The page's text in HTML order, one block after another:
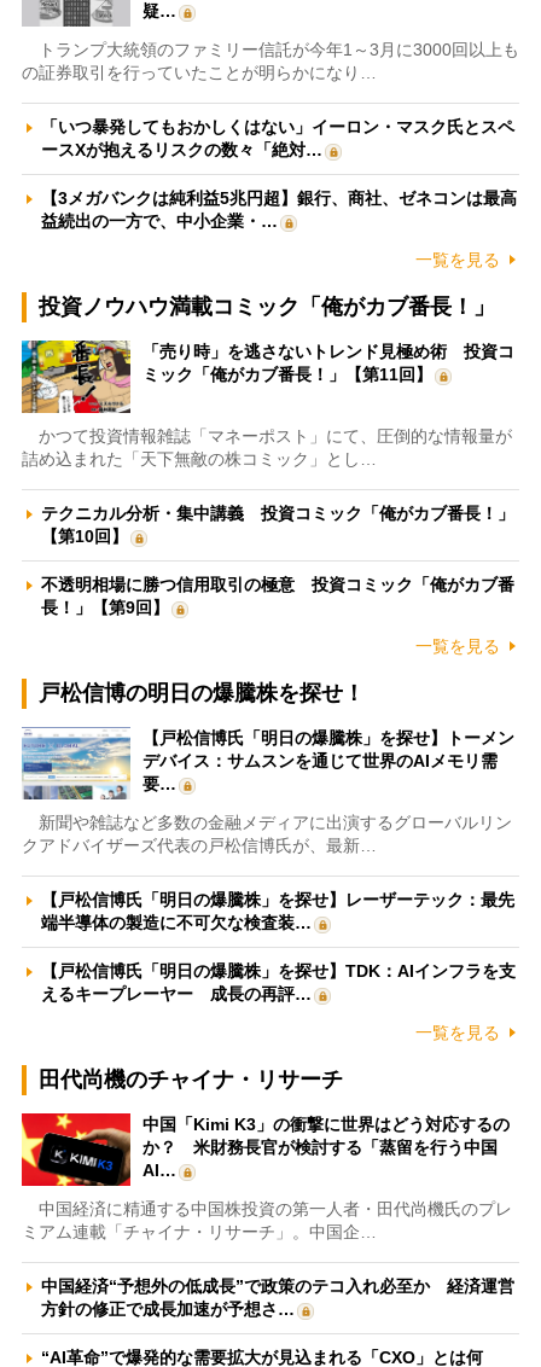
疑…
トランプ大統領のファミリー信託が今年1～3月に3000回以上も
の証券取引を行っていたことが明らかになり…
「いつ暴発してもおかしくはない」イーロン・マスク氏とスペ
ースXが抱えるリスクの数々「絶対…
【3メガバンクは純利益5兆円超】銀行、商社、ゼネコンは最高
益続出の一方で、中小企業・…
一覧を見る
投資ノウハウ満載コミック「俺がカブ番長！」
「売り時」を逃さないトレンド見極め術 投資コ
ミック「俺がカブ番長！」【第11回】
かつて投資情報雑誌「マネーポスト」にて、圧倒的な情報量が
詰め込まれた「天下無敵の株コミック」とし…
テクニカル分析・集中講義 投資コミック「俺がカブ番長！」
【第10回】
不透明相場に勝つ信用取引の極意 投資コミック「俺がカブ番
長！」【第9回】
一覧を見る
戸松信博の明日の爆騰株を探せ！
【戸松信博氏「明日の爆騰株」を探せ】トーメン
デバイス：サムスンを通じて世界のAIメモリ需
要…
新聞や雑誌など多数の金融メディアに出演するグローバルリン
クアドバイザーズ代表の戸松信博氏が、最新…
【戸松信博氏「明日の爆騰株」を探せ】レーザーテック：最先
端半導体の製造に不可欠な検査装…
【戸松信博氏「明日の爆騰株」を探せ】TDK：AIインフラを支
えるキープレーヤー 成長の再評…
一覧を見る
田代尚機のチャイナ・リサーチ
中国「Kimi K3」の衝撃に世界はどう対応するの
か？ 米財務長官が検討する「蒸留を行う中国
AI…
中国経済に精通する中国株投資の第一人者・田代尚機氏のプレ
ミアム連載「チャイナ・リサーチ」。中国企…
中国経済“予想外の低成長”で政策のテコ入れ必至か 経済運営
方針の修正で成長加速が予想さ…
“AI革命”で爆発的な需要拡大が見込まれる「CXO」とは何